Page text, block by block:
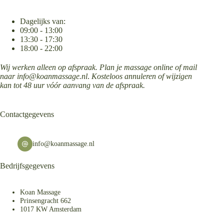
Dagelijks van:
09:00 - 13:00
13:30 - 17:30
18:00 - 22:00
Wij werken alleen op afspraak. Plan je massage online of mail
naar info@koanmassage.nl. Kosteloos annuleren of wijzigen
kan tot 48 uur vóór aanvang van de afspraak.
Contactgegevens
info@koanmassage.nl
Bedrijfsgegevens
Koan Massage
Prinsengracht 662
1017 KW Amsterdam